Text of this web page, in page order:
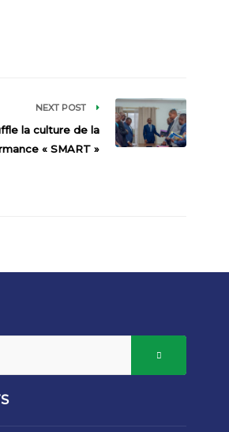
NEXT POST
la culture de la
« SMART »